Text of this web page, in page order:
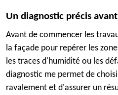
Un diagnostic précis
Avant de commencer les
la façade pour repérer les
les traces d'humidité ou les
diagnostic me permet de
ravalement et d'assurer un